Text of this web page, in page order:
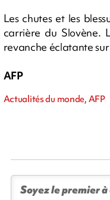
Les chutes et les
carrière du Slovène.
revanche éclatante
AFP
Actualités du monde, AFP